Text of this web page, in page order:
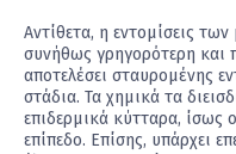
Αντίθετα, η εντομίσεις
συνήθως γρηγορότερη και
αποτελέσει σταυρομένης
στάδια. Τα χημικά τα
επιδερμικά κύτταρα, ίσως
επίπεδο. Επίσης, υπάρχει